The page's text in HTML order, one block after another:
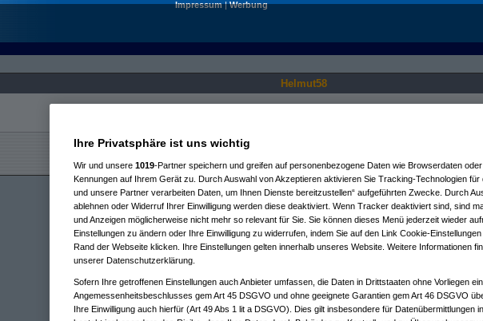
Impressum|Werbung
Helmut58
Ihre Privatsphäre ist uns wichtig
Wir und unsere 1019-Partner speichern und greifen auf personenbezogene Daten wie Browserdaten
Kennungen auf Ihrem Gerät zu. Durch Auswahl von Akzeptieren aktivieren Sie Tracking-Technologien für
und unsere Partner verarbeiten Daten, um Ihnen Dienste bereitzustellen“ aufgeführten Zwecke. Durch
ablehnen oder Widerruf Ihrer Einwilligung werden diese deaktiviert. Wenn Tracker deaktiviert sind, sind
und Anzeigen möglicherweise nicht mehr so relevant für Sie. Sie können dieses Menü jederzeit wieder
Einstellungen zu ändern oder Ihre Einwilligung zu widerrufen, indem Sie auf den Link Cookie-
Rand der Webseite klicken. Ihre Einstellungen gelten innerhalb unseres Website. Weitere Informationen
unserer Datenschutzerklärung.
Sofern Ihre getroffenen Einstellungen auch Anbieter umfassen, die Daten in Drittstaaten ohne Vorliegen
Angemessenheitsbeschlusses gem Art 45 DSGVO und ohne geeignete Garantien gem Art 46 DSGVO
Ihre Einwilligung auch hierfür (Art 49 Abs 1 lit a DSGVO). Dies gilt insbesondere für Datenübermittlungen